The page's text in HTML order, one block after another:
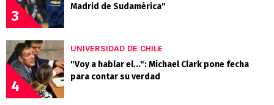
3
Madrid de Sudamérica"
4
UNIVERSIDAD DE CHILE
"Voy a hablar el...": Michael Clark pone fecha
para contar su verdad